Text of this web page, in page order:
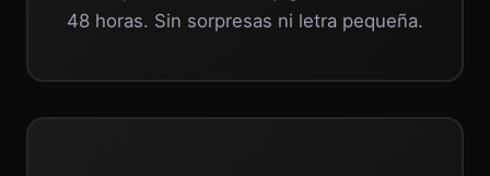
48 horas. Sin sorpresas ni letra pequeña.